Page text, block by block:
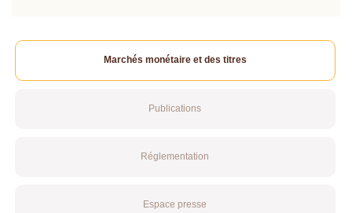
Marchés monétaire et des titres
Publications
Réglementation
Espace presse